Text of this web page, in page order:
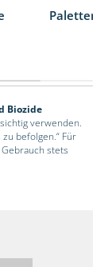
Biozide
verwenden.
befolgen.“ Für
stets